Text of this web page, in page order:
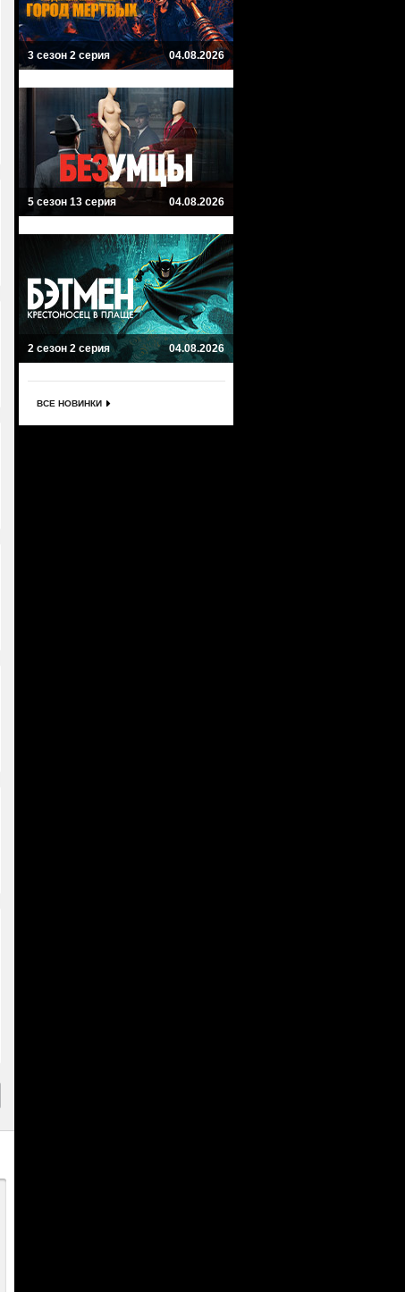
3 сезон 2 серия 04.08.2026
5 сезон 13 серия 04.08.2026
2 сезон 2 серия 04.08.2026
ВСЕ НОВИНКИ